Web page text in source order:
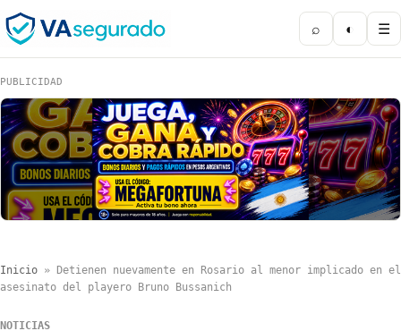
⌕ ◐ ☰
PUBLICIDAD
Inicio »
Detienen nuevamente en Rosario al menor implicado en el
asesinato del playero Bruno Bussanich
NOTICIAS